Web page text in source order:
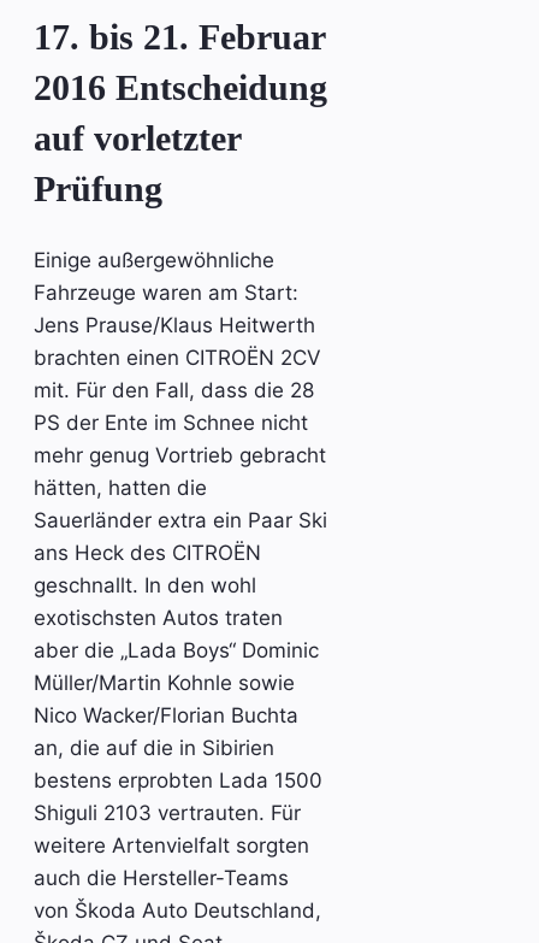
17. bis 21. Februar
2016 Entscheidung
auf vorletzter
Prüfung
Einige außergewöhnliche
Fahrzeuge waren am Start:
Jens Prause/Klaus Heitwerth
brachten einen CITROËN 2CV
mit. Für den Fall, dass die 28
PS der Ente im Schnee nicht
mehr genug Vortrieb gebracht
hätten, hatten die
Sauerländer extra ein Paar Ski
ans Heck des CITROËN
geschnallt. In den wohl
exotischsten Autos traten
aber die „Lada Boys“ Dominic
Müller/Martin Kohnle sowie
Nico Wacker/Florian Buchta
an, die auf die in Sibirien
bestens erprobten Lada 1500
Shiguli 2103 vertrauten. Für
weitere Artenvielfalt sorgten
auch die Hersteller-Teams
von Škoda Auto Deutschland,